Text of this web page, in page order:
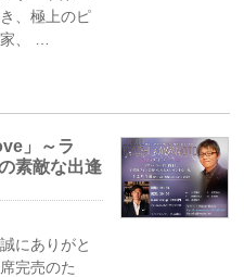
、極上のピ
、 …
」～ラ
素敵な出逢
にありがと
完売のた